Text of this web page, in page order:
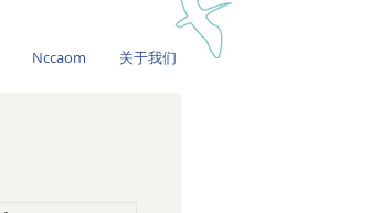
Nccaom 关于我们